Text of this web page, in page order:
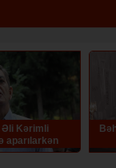
Həsənlinin Ukraynada
olunduğu bildirilir